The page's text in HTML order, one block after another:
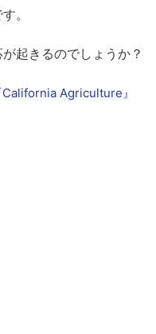
。
起きるのでしょうか？
California Agriculture』